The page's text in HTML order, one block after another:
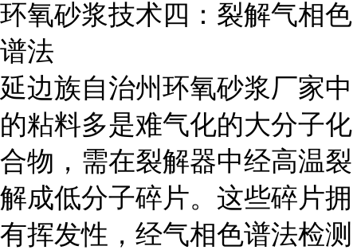
环氧砂浆技术四：裂解气相色
谱法
延边族自治州环氧砂浆厂家中
的粘料多是难气化的大分子化
合物，需在裂解器中经高温裂
解成低分子碎片。这些碎片拥
有挥发性，经气相色谱法检测